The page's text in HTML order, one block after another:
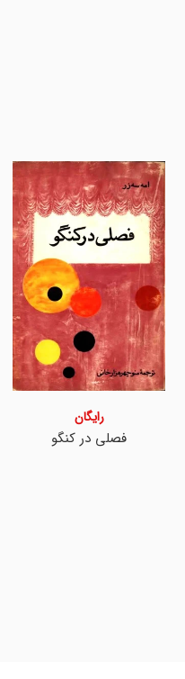
فصلی در کنگو
رایگان